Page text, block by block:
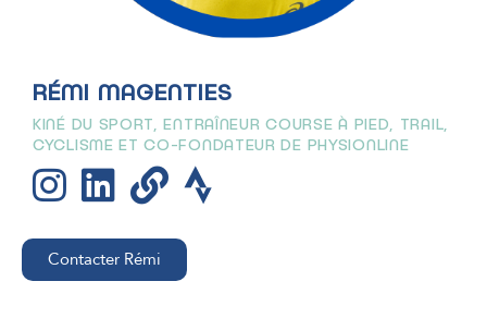
RÉMI MAGENTIES
KINÉ DU SPORT, ENTRAÎNEUR COURSE À PIED, TRAIL,
CYCLISME ET CO-FONDATEUR DE PHYSIONLINE
Contacter Rémi